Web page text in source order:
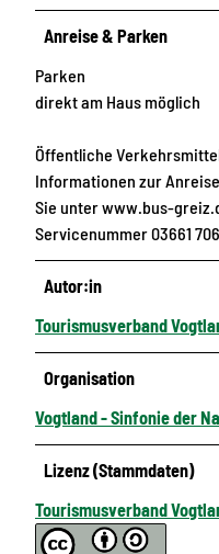
Anreise & Parken
Parken
direkt am Haus möglich
Öffentliche
Informationen zur
Sie unter www.bus-
Servicenummer 03661
Autor:in
Tourismusverband
Organisation
Vogtland - Sinfonie der
Lizenz (Stammdaten)
Tourismusverband